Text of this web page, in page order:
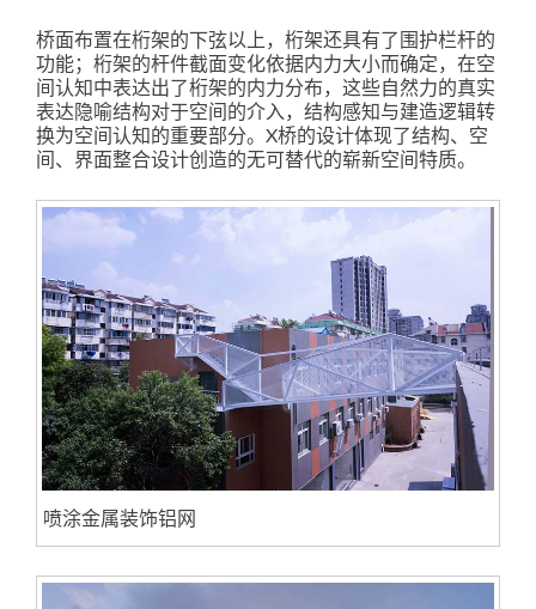
桥面布置在桁架的下弦以上，桁架还具有了围护栏杆的
功能；桁架的杆件截面变化依据内力大小而确定，在空
间认知中表达出了桁架的内力分布，这些自然力的真实
表达隐喻结构对于空间的介入，结构感知与建造逻辑转
换为空间认知的重要部分。X桥的设计体现了结构、空
间、界面整合设计创造的无可替代的崭新空间特质。
喷涂金属装饰铝网